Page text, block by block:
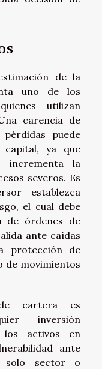
de la
uno de los
utilizan
carencia de
puede
capital, ya que
incrementa la
severos. Es
establezca
el cual debe
de órdenes de
ante caídas
protección de
de movimientos
cartera es
inversión
los activos en
ante
solo sector o